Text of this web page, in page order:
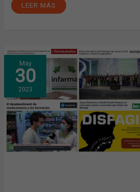
LEER MÁS
May
30
2023
MARZO
Y
ABRIL:
INFARMA,
EL
DESABASTECIMIENTO
DE
MEDICAMENTOS
Y
LA
RENOVACIÓN
DEL
CONVENIO
ENTRE
SALUD